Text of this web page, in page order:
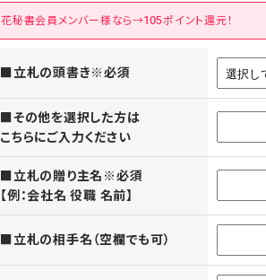
花秘書会員メンバー様なら→105ポイント還元！
■立札の頭書き※必須
■その他を選択した方は
こちらにご入力ください
■立札の贈り主名※必須
【例：会社名 役職 名前】
■立札の相手名（空欄でも可）